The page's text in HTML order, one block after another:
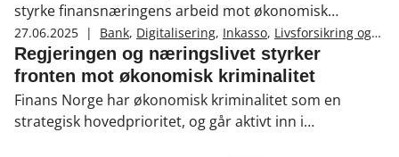
styrke finansnæringens arbeid mot økonomisk
kriminalitet.
27.06.2025 | Bank, Digitalisering, Inkasso, Livsforsikring og
pensjon ,Skadeforsikring,Økonomisk
kriminalitet,Hvitvasking og terrorfinansiering
Svindel
Regjeringen og næringslivet styrker
fronten mot økonomisk kriminalitet
Finans Norge har økonomisk kriminalitet som en
strategisk hovedprioritet, og går aktivt inn i